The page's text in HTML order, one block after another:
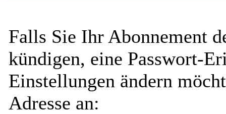
Falls Sie Ihr Abonnement
kündigen, eine Passwort-
Einstellungen ändern
Adresse an: